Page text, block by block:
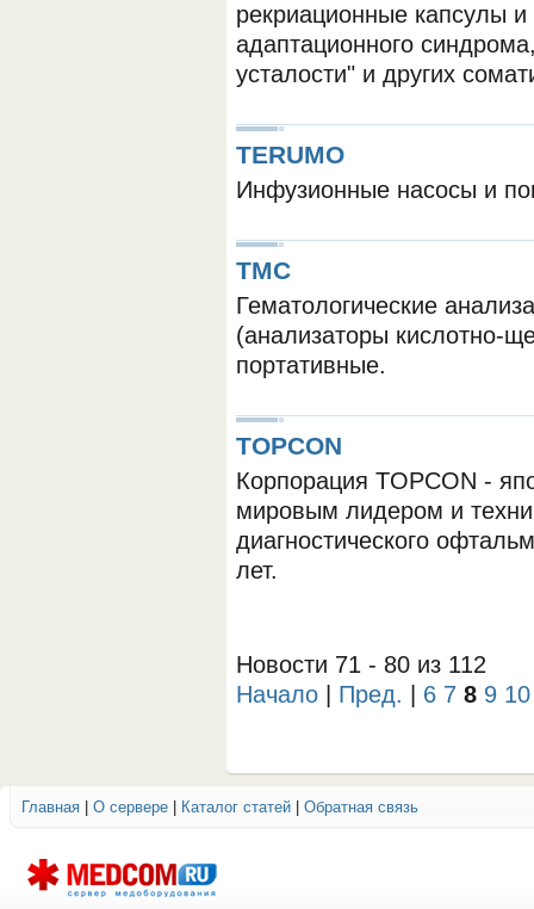
ОБОРУДОВАНИЯ МЕДКОМ
рекриационные капсулы
адаптационного
усталости" и других
TERUMO
Инфузионные насосы и
TMC
Гематологические
(анализаторы кислотно-
портативные.
TOPCON
Корпорация TOPCON -
мировым лидером и
диагностического
лет.
Новости 71 - 80 из 112
Начало
Пред. 6 7 8 9 10
Главная О сервере Каталог статей Обратная связь